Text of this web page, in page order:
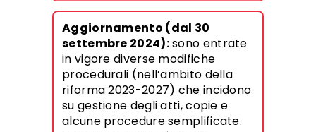
Aggiornamento (dal 30
settembre 2024):sono entrate
in vigore diverse modifiche
procedurali (nell’ambito della
riforma 2023-2027) che incidono
su gestione degli atti, copie e
alcune procedure semplificate.